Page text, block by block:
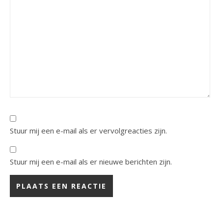
Stuur mij een e-mail als er vervolgreacties zijn.
Stuur mij een e-mail als er nieuwe berichten zijn.